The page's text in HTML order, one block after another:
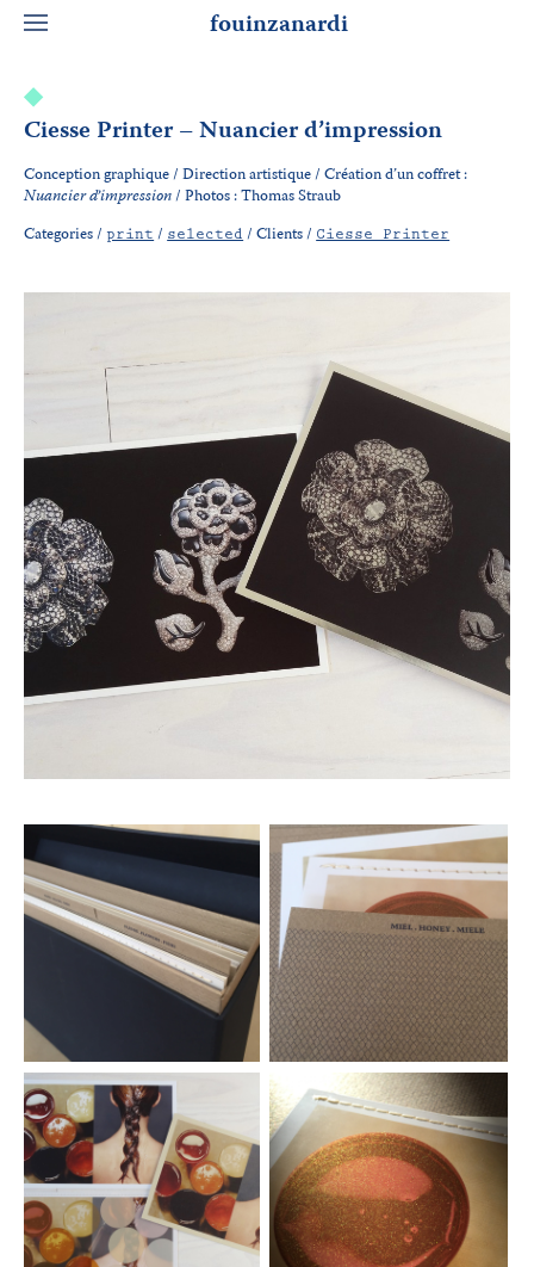
fouinzanardi
Ciesse Printer – Nuancier d’impression
Conception graphique / Direction artistique / Création d’un coffret :
Nuancier d’impression/ Photos : Thomas Straub
Categories /print/selected/Clients /Ciesse Printer